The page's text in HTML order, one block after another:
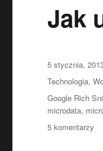
Jak
Data
publikacji
5 stycznia,
Kategorie
Technologia,
Tagi
Google Rich
microdata,
5 komentarzy